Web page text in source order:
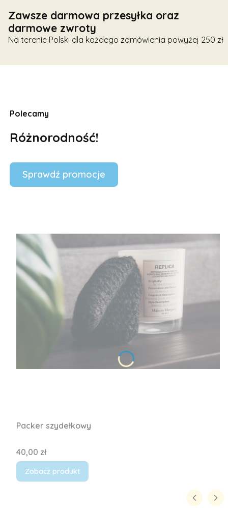
Zawsze darmowa przesyłka oraz
darmowe zwroty
Na terenie Polski dla każdego zamówienia powyżej 250 zł
Polecamy
Różnorodność!
Sprawdź promocje
Packer szydełkowy
Cena
40,00 zł
Zobacz produkt